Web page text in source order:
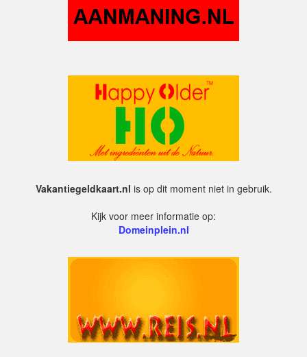
Vakantiegeldkaart.nl is op dit moment niet in gebruik.
Kijk voor meer informatie op:
Domeinplein.nl